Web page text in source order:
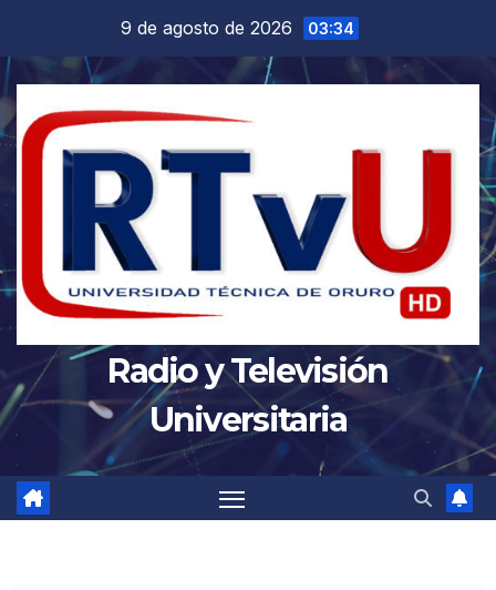
contenido
9 de agosto de 2026 03:34
Radio y Televisión
Universitaria